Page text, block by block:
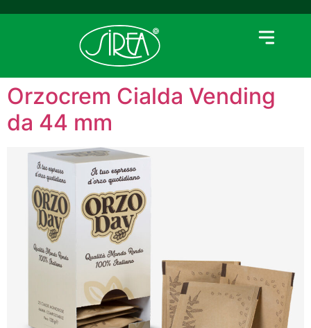
Orzocrem Cialda Vending
da 44 mm